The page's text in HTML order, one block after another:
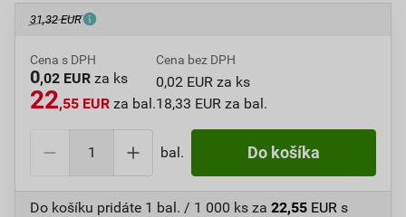
31,32 EUR
Cena s DPH
0,02 EUR za ks
22,55 EUR za bal.
Cena bez DPH
0,02 EUR za ks
18,33 EUR za bal.
bal. Do košíka
Do košíku pridáte 1 bal. / 1 000 ks za 22,55 EUR s